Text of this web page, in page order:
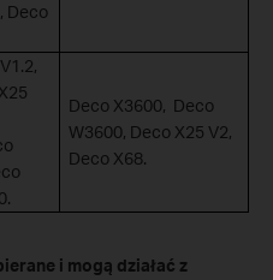
Deco
Deco X3600, Deco
W3600, Deco X25 V2,
Deco X68.
i mogą działać z